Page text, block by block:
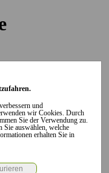
Landkreises...
und
wir Cookies. Durch
Sie der Verwendung zu.
auswählen, welche
erhalten Sie in